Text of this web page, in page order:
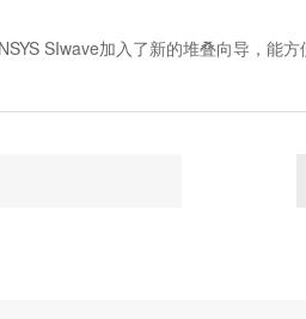
SIwave加入了新的堆叠向导，能